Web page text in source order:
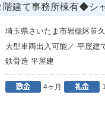
建て事務所棟有◆シ
埼玉県さいたま市岩槻区笹
大型車両出入可能／ 平屋
鉄骨造 平屋建
4ヶ月